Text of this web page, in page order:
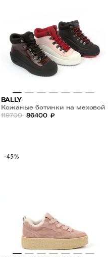
BALLY
Кожаные ботинки на меховой
подкладке
119700 86400 ₽
-45%